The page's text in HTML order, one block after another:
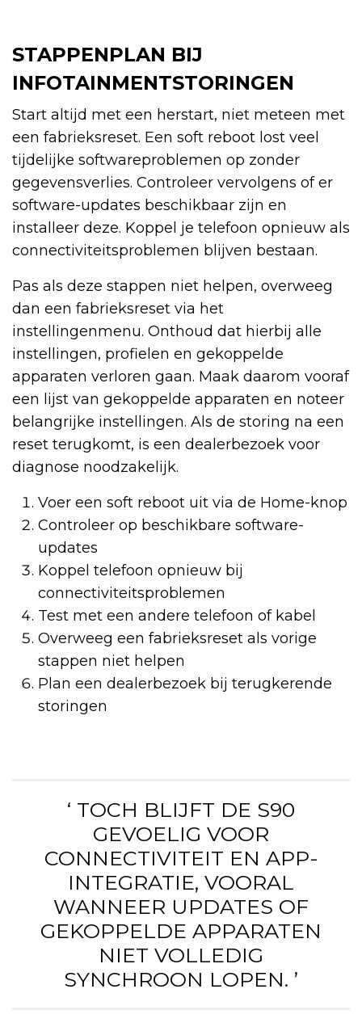
STAPPENPLAN BIJ
INFOTAINMENTSTORINGEN
Start altijd met een herstart, niet meteen met
een fabrieksreset. Een soft reboot lost veel
tijdelijke softwareproblemen op zonder
gegevensverlies. Controleer vervolgens of er
software-updates beschikbaar zijn en
installeer deze. Koppel je telefoon opnieuw als
connectiviteitsproblemen blijven bestaan.
Pas als deze stappen niet helpen, overweeg
dan een fabrieksreset via het
instellingenmenu. Onthoud dat hierbij alle
instellingen, profielen en gekoppelde
apparaten verloren gaan. Maak daarom vooraf
een lijst van gekoppelde apparaten en noteer
belangrijke instellingen. Als de storing na een
reset terugkomt, is een dealerbezoek voor
diagnose noodzakelijk.
Voer een soft reboot uit via de Home-knop
Controleer op beschikbare software-
updates
Koppel telefoon opnieuw bij
connectiviteitsproblemen
Test met een andere telefoon of kabel
Overweeg een fabrieksreset als vorige
stappen niet helpen
Plan een dealerbezoek bij terugkerende
storingen
‘ TOCH BLIJFT DE S90
GEVOELIG VOOR
CONNECTIVITEIT EN APP-
INTEGRATIE, VOORAL
WANNEER UPDATES OF
GEKOPPELDE APPARATEN
NIET VOLLEDIG
SYNCHROON LOPEN. ’